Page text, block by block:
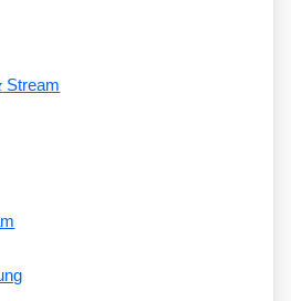
Stream